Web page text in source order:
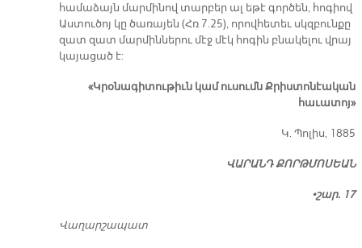
համաձայն մարմինով տարբեր ալ եթէ գործեն, հոգիով
Աստուծոյ կը ծառայեն (Հռ 7.25), որովհետեւ սկզբունքը
զատ զատ մարմիններու մէջ մէկ հոգին բնակելու վրայ
կայացած է:
«Կրօնագիտութիւն կամ ուսումն Քրիստոնէական
հաւատոյ»
Կ. Պոլիս, 1885
ՎԱՐԱՆԴ ՔՈՐԹՄՈՍԵԱՆ
•շար. 17
Վաղարշապատ